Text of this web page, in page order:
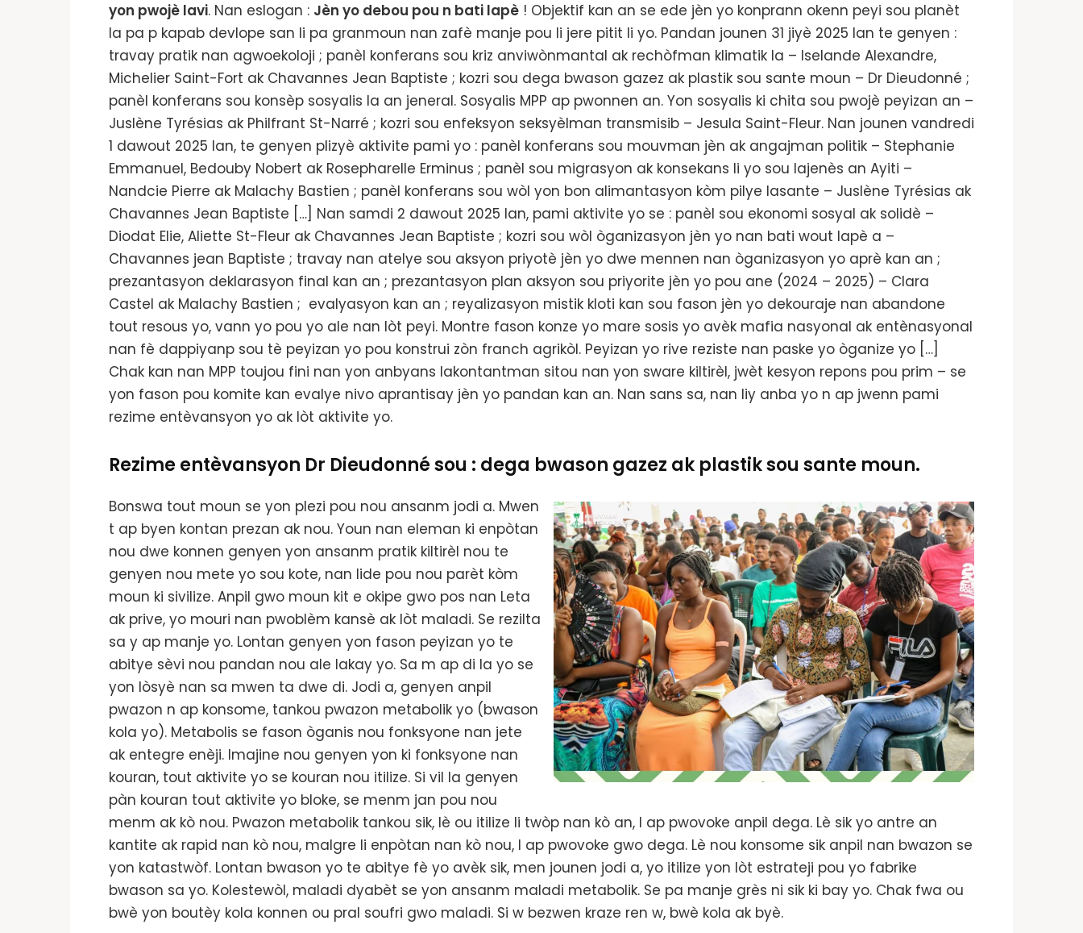
yon pwojè lavi. Nan eslogan : Jèn yo debou pou n bati lapè ! Objektif kan an se ede jèn yo konprann okenn peyi sou planèt
la pa p kapab devlope san li pa granmoun nan zafè manje pou li jere pitit li yo. Pandan jounen 31 jiyè 2025 lan te genyen :
travay pratik nan agwoekoloji ; panèl konferans sou kriz anviwònmantal ak rechòfman klimatik la – Iselande Alexandre,
Michelier Saint-Fort ak Chavannes Jean Baptiste ; kozri sou dega bwason gazez ak plastik sou sante moun – Dr Dieudonné ;
panèl konferans sou konsèp sosyalis la an jeneral. Sosyalis MPP ap pwonnen an. Yon sosyalis ki chita sou pwojè peyizan an –
Juslène Tyrésias ak Philfrant St-Narré ; kozri sou enfeksyon seksyèlman transmisib – Jesula Saint-Fleur. Nan jounen vandredi
1 dawout 2025 lan, te genyen plizyè aktivite pami yo : panèl konferans sou mouvman jèn ak angajman politik – Stephanie
Emmanuel, Bedouby Nobert ak Rosepharelle Erminus ; panèl sou migrasyon ak konsekans li yo sou lajenès an Ayiti –
Nandcie Pierre ak Malachy Bastien ; panèl konferans sou wòl yon bon alimantasyon kòm pilye lasante – Juslène Tyrésias ak
Chavannes Jean Baptiste […] Nan samdi 2 dawout 2025 lan, pami aktivite yo se : panèl sou ekonomi sosyal ak solidè –
Diodat Elie, Aliette St-Fleur ak Chavannes Jean Baptiste ; kozri sou wòl òganizasyon jèn yo nan bati wout lapè a –
Chavannes jean Baptiste ; travay nan atelye sou aksyon priyotè jèn yo dwe mennen nan òganizasyon yo aprè kan an ;
prezantasyon deklarasyon final kan an ; prezantasyon plan aksyon sou priyorite jèn yo pou ane (2024 – 2025) – Clara
Castel ak Malachy Bastien ; evalyasyon kan an ; reyalizasyon mistik kloti kan sou fason jèn yo dekouraje nan abandone
tout resous yo, vann yo pou yo ale nan lòt peyi. Montre fason konze yo mare sosis yo avèk mafia nasyonal ak entènasyonal
nan fè dappiyanp sou tè peyizan yo pou konstrui zòn franch agrikòl. Peyizan yo rive reziste nan paske yo òganize yo […]
Chak kan nan MPP toujou fini nan yon anbyans lakontantman sitou nan yon sware kiltirèl, jwèt kesyon repons pou prim – se
yon fason pou komite kan evalye nivo aprantisay jèn yo pandan kan an. Nan sans sa, nan liy anba yo n ap jwenn pami
rezime entèvansyon yo ak lòt aktivite yo.
Rezime entèvansyon Dr Dieudonné sou : dega bwason gazez ak plastik sou sante moun.
Bonswa tout moun se yon plezi pou nou ansanm jodi a. Mwen
t ap byen kontan prezan ak nou. Youn nan eleman ki enpòtan
nou dwe konnen genyen yon ansanm pratik kiltirèl nou te
genyen nou mete yo sou kote, nan lide pou nou parèt kòm
moun ki sivilize. Anpil gwo moun kit e okipe gwo pos nan Leta
ak prive, yo mouri nan pwoblèm kansè ak lòt maladi. Se rezilta
sa y ap manje yo. Lontan genyen yon fason peyizan yo te
abitye sèvi nou pandan nou ale lakay yo. Sa m ap di la yo se
yon lòsyè nan sa mwen ta dwe di. Jodi a, genyen anpil
pwazon n ap konsome, tankou pwazon metabolik yo (bwason
kola yo). Metabolis se fason òganis nou fonksyone nan jete
ak entegre enèji. Imajine nou genyen yon ki fonksyone nan
kouran, tout aktivite yo se kouran nou itilize. Si vil la genyen
pàn kouran tout aktivite yo bloke, se menm jan pou nou
menm ak kò nou. Pwazon metabolik tankou sik, lè ou itilize li twòp nan kò an, l ap pwovoke anpil dega. Lè sik yo antre an
kantite ak rapid nan kò nou, malgre li enpòtan nan kò nou, l ap pwovoke gwo dega. Lè nou konsome sik anpil nan bwazon se
yon katastwòf. Lontan bwason yo te abitye fè yo avèk sik, men jounen jodi a, yo itilize yon lòt estrateji pou yo fabrike
bwason sa yo. Kolestewòl, maladi dyabèt se yon ansanm maladi metabolik. Se pa manje grès ni sik ki bay yo. Chak fwa ou
bwè yon boutèy kola konnen ou pral soufri gwo maladi. Si w bezwen kraze ren w, bwè kola ak byè.